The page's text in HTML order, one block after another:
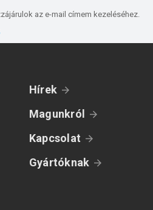
az e-mail címem kezeléséhez.
Hírek
Magunkról
Kapcsolat
Gyártóknak